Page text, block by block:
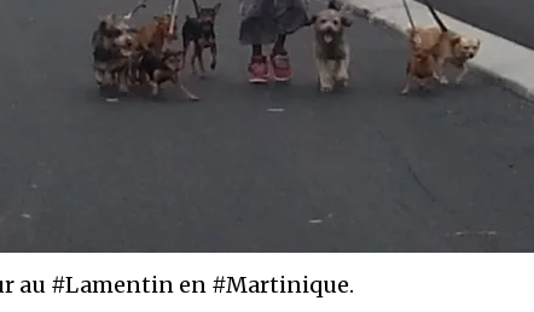
au #Lamentin en #Martinique.